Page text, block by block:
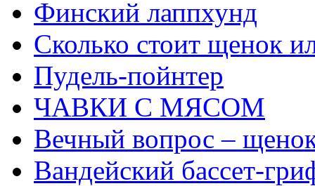
Финский лаппхунд
Сколько стоит щенок
Пудель-пойнтер
ЧАВКИ С МЯСОМ
Вечный вопрос –
Вандейский бассет-